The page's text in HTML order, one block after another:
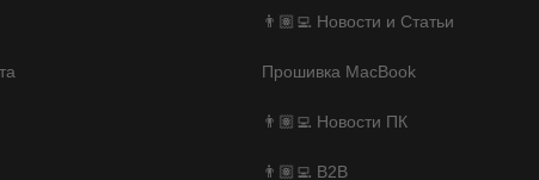
👨🏽‍💻 Новости и Статьи
Прошивка MacBook
👨🏽‍💻 Новости ПК
👨🏽‍💻 B2B